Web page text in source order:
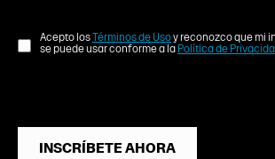
Acepto losTérminos de Usoy reconozco que mi
se puede usar conforme a la Política de
INSCRÍBETE AHORA